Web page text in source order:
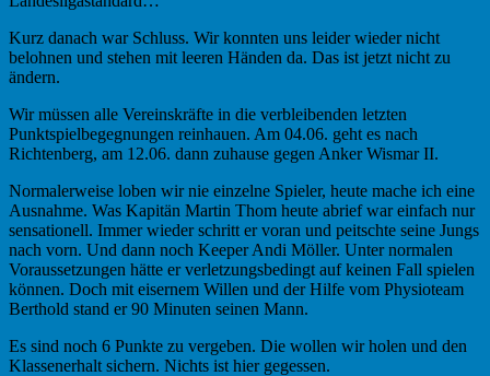
Kurz danach war Schluss. Wir konnten uns leider wieder nicht
belohnen und stehen mit leeren Händen da. Das ist jetzt nicht zu
ändern.
Wir müssen alle Vereinskräfte in die verbleibenden letzten
Punktspielbegegnungen reinhauen. Am 04.06. geht es nach
Richtenberg, am 12.06. dann zuhause gegen Anker Wismar II.
Normalerweise loben wir nie einzelne Spieler, heute mache ich eine
Ausnahme. Was Kapitän Martin Thom heute abrief war einfach nur
sensationell. Immer wieder schritt er voran und peitschte seine Jungs
nach vorn. Und dann noch Keeper Andi Möller. Unter normalen
Voraussetzungen hätte er verletzungsbedingt auf keinen Fall spielen
können. Doch mit eisernem Willen und der Hilfe vom Physioteam
Berthold stand er 90 Minuten seinen Mann.
Es sind noch 6 Punkte zu vergeben. Die wollen wir holen und den
Klassenerhalt sichern. Nichts ist hier gegessen.